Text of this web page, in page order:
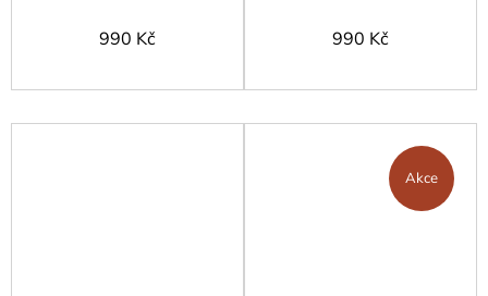
990 Kč 990 Kč
Akce